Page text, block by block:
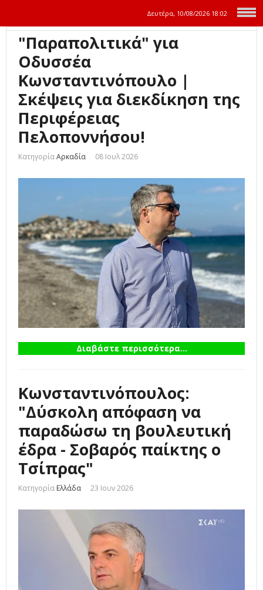
Δευτέρα, 10/08/2026 18:02
"Παραπολιτικά" για
Οδυσσέα
Κωνσταντινόπουλο |
Σκέψεις για διεκδίκηση της
Περιφέρειας
Πελοποννήσου!
ΚατηγορίαΑρκαδία 08 Ιουλ 2026
Διαβάστε περισσότερα...
Κωνσταντινόπουλος:
"Δύσκολη απόφαση να
παραδώσω τη βουλευτική
έδρα - Σοβαρός παίκτης ο
Τσίπρας"
Κατηγορία Ελλάδα 23 Ιουν 2026